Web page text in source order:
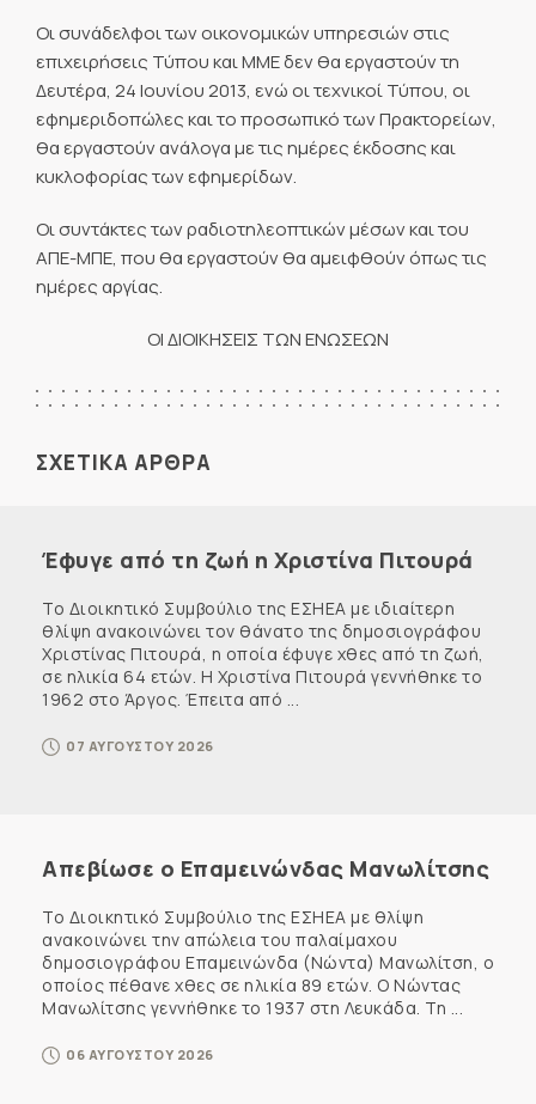
Οι συνάδελφοι των οικονομικών υπηρεσιών στις
επιχειρήσεις Τύπου και ΜΜΕ δεν θα εργαστούν τη
Δευτέρα, 24 Ιουνίου 2013, ενώ οι τεχνικοί Τύπου, οι
εφημεριδοπώλες και το προσωπικό των Πρακτορείων,
θα εργαστούν ανάλογα με τις ημέρες έκδοσης και
κυκλοφορίας των εφημερίδων.
Οι συντάκτες των ραδιοτηλεοπτικών μέσων και του
ΑΠΕ-ΜΠΕ, που θα εργαστούν θα αμειφθούν όπως τις
ημέρες αργίας.
ΟΙ ΔΙΟΙΚΗΣΕΙΣ ΤΩΝ ΕΝΩΣΕΩΝ
ΣΧΕΤΙΚΑ ΑΡΘΡΑ
Έφυγε από τη ζωή η Χριστίνα Πιτουρά
Το Διοικητικό Συμβούλιο της ΕΣΗΕΑ με ιδιαίτερη
θλίψη ανακοινώνει τον θάνατο της δημοσιογράφου
Χριστίνας Πιτουρά, η οποία έφυγε χθες από τη ζωή,
σε ηλικία 64 ετών. Η Χριστίνα Πιτουρά γεννήθηκε το
1962 στο Άργος. Έπειτα από ...
07 ΑΥΓΟΥΣΤΟΥ 2026
Απεβίωσε ο Επαμεινώνδας Μανωλίτσης
Το Διοικητικό Συμβούλιο της ΕΣΗΕΑ με θλίψη
ανακοινώνει την απώλεια του παλαίμαχου
δημοσιογράφου Επαμεινώνδα (Νώντα) Μανωλίτση, ο
οποίος πέθανε χθες σε ηλικία 89 ετών. Ο Νώντας
Μανωλίτσης γεννήθηκε το 1937 στη Λευκάδα. Τη ...
06 ΑΥΓΟΥΣΤΟΥ 2026